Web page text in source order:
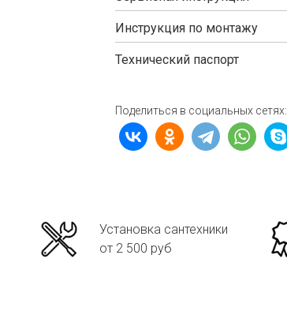
Инструкция по монтажу
Технический паспорт
Поделиться в социальных сетях:
Установка сантехники
от 2 500 руб